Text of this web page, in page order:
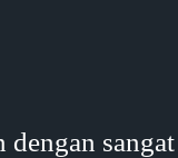
dengan sangat